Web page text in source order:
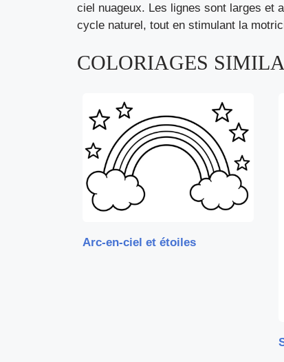
ciel nuageux. Les lignes sont larges et
cycle naturel, tout en stimulant la
COLORIAGES
Arc-en-ciel et étoiles